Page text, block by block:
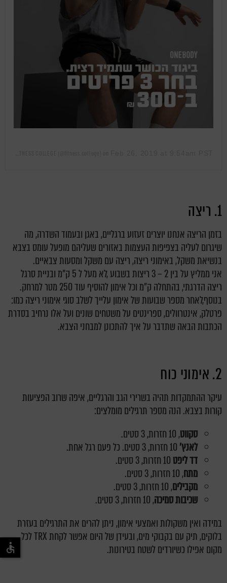
1. ריצה
בזמן הריצה אנחנו יוצרים זעזוע ברגליים, באגן ובעמוד השדרה, מה
שיגרום לעליה בצפיפות העצמות באזורים שעליהם מופעל עומס בצבא
בנשיאת משקל, באימוני ריצה, ריצה עם משקל ומסעות צבאיים.
אני ממליץ על בין 2 – 3 ריצות בשבוע ,לא מעל ל 5 ק"מ ובניית סרגל
ריצה הדרגתי, בהתחלה ק"מ וכל אימון להוסיף עוד 250 מטר למרחק.
בנוסף,לאחר מספר שבועות של אימון עלייך לשלב סוגי אימוני ריצה כמו:
פרטלק, אינטרוולים, ספרינטים על משטחים שונים ועל אלו נרחיב בסדרת
הכתבות הבאה שתדבר על איך להתכונן למבחני הצבא.
2. אימוני כוח
עיקר ההתמקדות תהיה בשרירי הגב והרגליים, איפה שרוב הפציעות
קורות בצבא. הנה מספר תרגילים מומלצים:
סקווט, 10 חזרות, 3 סטים.
לאנץ'
דדליפט
מתח, 10 חזרות, 3 סטים.
מקבילים, 10 חזרות, 3 סטים.
שכיבות סמיכה, 10 חזרות, 3 סטים.
במידה ואין משקולות ואמצעי אימון, ניתן להרים את התרגילים בעזרת
בלוקים, תיק עם בקבוקי מים, ובעידן של היום אפשר לקחת TRX לכל
מקום אפילו כשיורדים לשטח בטירונות.